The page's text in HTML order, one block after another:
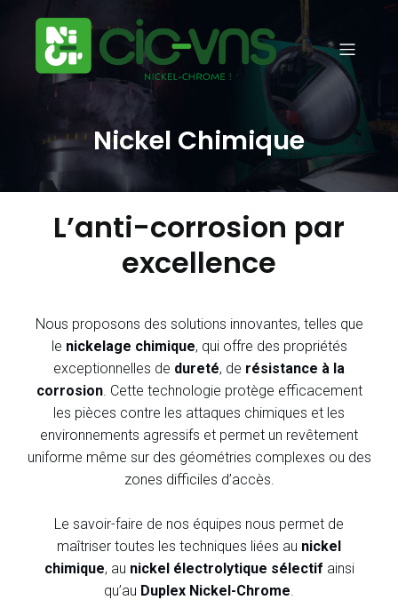
Nickel Chimique
L’anti-corrosion par
excellence
Nous proposons des solutions innovantes, telles que
le nickelage chimique, qui offre des propriétés
exceptionnelles de dureté, de résistance à la
corrosion. Cette technologie protège efficacement
les pièces contre les attaques chimiques et les
environnements agressifs et permet un revêtement
uniforme même sur des géométries complexes ou des
zones difficiles d’accès.
Le savoir-faire de nos équipes nous permet de
maîtriser toutes les techniques liées au nickel
chimique, au nickel électrolytique sélectif ainsi
qu’au Duplex Nickel-Chrome.